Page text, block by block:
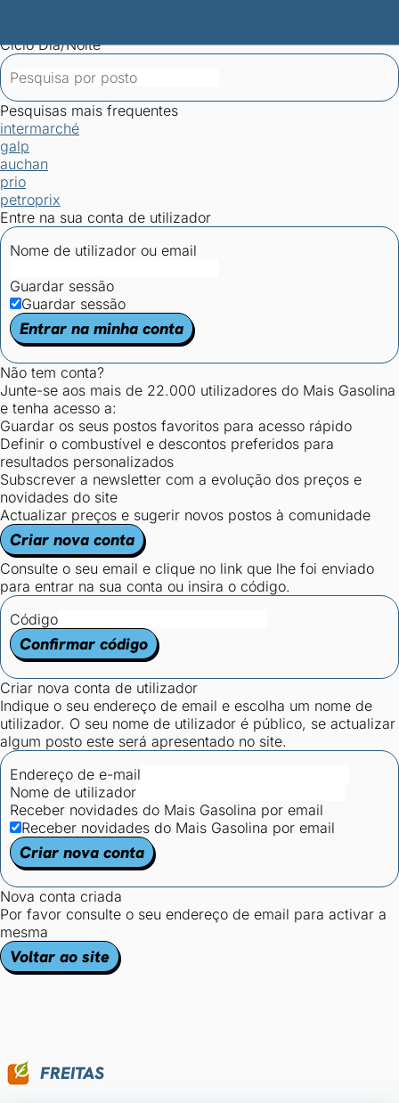
Ciclo Dia/Noite
Pesquisas mais frequentes
intermarché
galp
auchan
prio
petroprix
Entre na sua conta de utilizador
Nome de utilizador ou email
Guardar sessão
Guardar sessão
Entrar na minha conta
Não tem conta?
Junte-se aos mais de 22.000 utilizadores do Mais Gasolina
e tenha acesso a:
Guardar os seus postos favoritos para acesso rápido
Definir o combustível e descontos preferidos para
resultados personalizados
Subscrever a newsletter com a evolução dos preços e
novidades do site
Actualizar preços e sugerir novos postos à comunidade
Criar nova conta
Consulte o seu email e clique no link que lhe foi enviado
para entrar na sua conta ou insira o código.
Código
Confirmar código
Criar nova conta de utilizador
Indique o seu endereço de email e escolha um nome de
utilizador. O seu nome de utilizador é público, se actualizar
algum posto este será apresentado no site.
Endereço de e-mail
Nome de utilizador
Receber novidades do Mais Gasolina por email
Receber novidades do Mais Gasolina por email
Criar nova conta
Nova conta criada
Por favor consulte o seu endereço de email para activar a
mesma
Voltar ao site
FREITAS